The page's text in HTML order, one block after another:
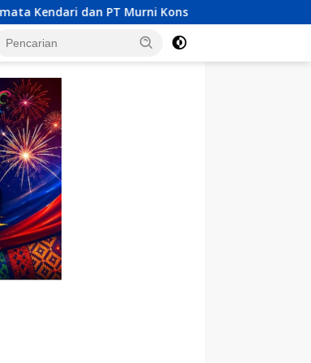
Indonesia Dilaporkan MPM UHO Terkait